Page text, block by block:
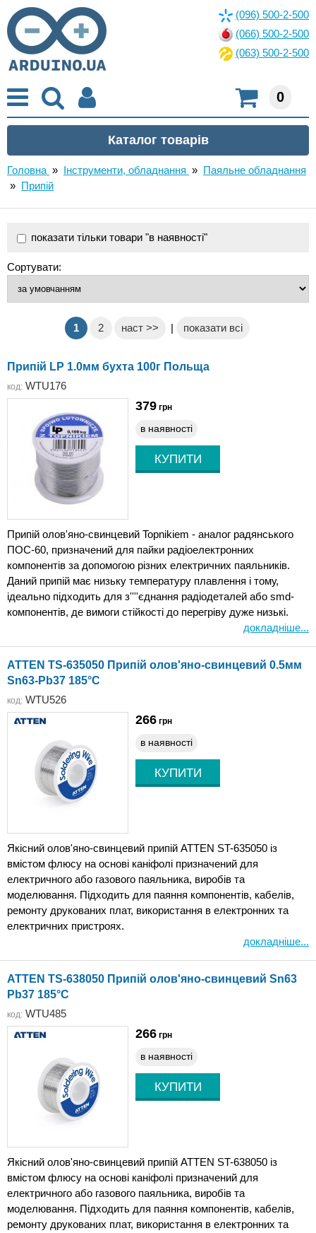
(096) 500-2-500
(066) 500-2-500
(063) 500-2-500
0
Головна » Інструменти, обладнання » Паяльне обладнання
» Припій
показати тільки товари "в наявності"
Сортувати:
1 2 наст >> | показати всі
Припій LP 1.0мм бухта 100г Польща
код: WTU176
379 грн
в наявності
Припій олов'яно-свинцевий Topnikiem - аналог радянського
ПОС-60, призначений для пайки радіоелектронних
компонентів за допомогою різних електричних паяльників.
Даний припій має низьку температуру плавлення і тому,
ідеально підходить для з''''єднання радіодеталей або smd-
компонентів, де вимоги стійкості до перегріву дуже низькі.
докладніше...
ATTEN TS-635050 Припій олов'яно-свинцевий 0.5мм
Sn63-Pb37 185°C
код: WTU526
266 грн
в наявності
Якісний олов'яно-свинцевий припій ATTEN ST-635050 із
вмістом флюсу на основі каніфолі призначений для
електричного або газового паяльника, виробів та
моделювання. Підходить для паяння компонентів, кабелів,
ремонту друкованих плат, використання в електронних та
електричних пристроях.
докладніше...
ATTEN TS-638050 Припій олов'яно-свинцевий Sn63
Pb37 185°C
код: WTU485
266 грн
в наявності
Якісний олов'яно-свинцевий припій ATTEN ST-638050 із
вмістом флюсу на основі каніфолі призначений для
електричного або газового паяльника, виробів та
моделювання. Підходить для паяння компонентів, кабелів,
ремонту друкованих плат, використання в електронних та